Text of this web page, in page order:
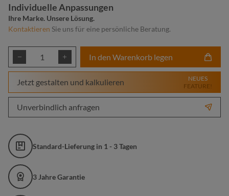
Individuelle Anpassungen
Ihre Marke. Unsere Lösung.
Kontaktieren Sie uns für eine persönliche Beratung.
Produkt Anzahl: Gib den gewünschten
In den Warenkorb legen
Jetzt gestalten und kalkulieren
NEUES
FEATURE!
Unverbindlich anfragen
Standard-Lieferung in 1 - 3 Tagen
3 Jahre Garantie